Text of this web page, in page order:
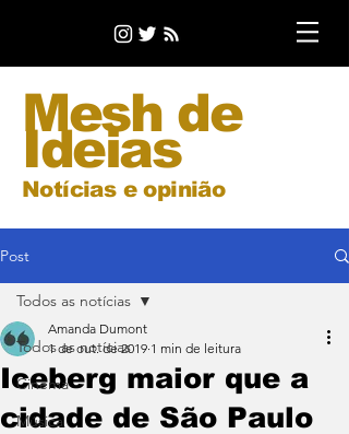
Mesh de
Ideias
Notícias e opinião
Post
Todos as notícias
Cinema
Música
Todos as notícias
Iceberg maior que a
cidade de São Paulo
Amanda Dumont
1 de out. de 2019 1 min de leitura